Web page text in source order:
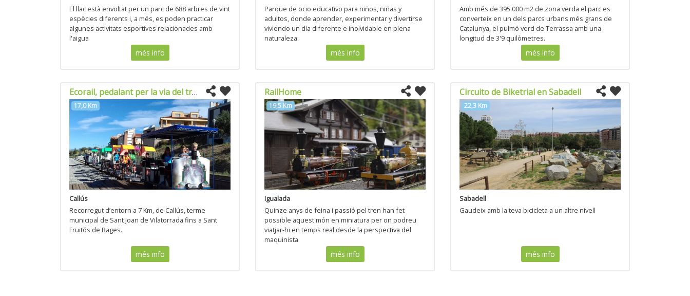
El llac està envoltat per un parc de 688 arbres de vint
espècies diferents i, a més, es poden practicar
algunes activitats esportives relacionades amb
l'aigua
més info
Parque de ocio educativo para niños, niñas y
adultos, donde aprender, experimentar y divertirse
viviendo un día diferente e inolvidable en plena
naturaleza.
més info
Amb més de 395.000 m2 de zona verda el parc es
converteix en un dels parcs urbans més grans de
Catalunya, el pulmó verd de Terrassa amb una
longitud de 3'9 quilòmetres.
més info
Ecorail, pedalant per la via del tren
17,0 Km
Callús
Recorregut d’entorn a 7 Km, de Callús, terme
municipal de Sant Joan de Vilatorrada fins a Sant
Fruitós de Bages.
més info
RailHome
19,5 Km
Igualada
Quinze anys de feina i passió pel tren han fet
possible aquest món en miniatura per on podreu
viatjar-hi en temps real desde la perspectiva del
maquinista
més info
Circuito de Biketrial en Sabadell
22,3 Km
Sabadell
Gaudeix amb la teva bicicleta a un altre nivell
més info